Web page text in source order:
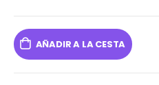
AÑADIR A LA CESTA